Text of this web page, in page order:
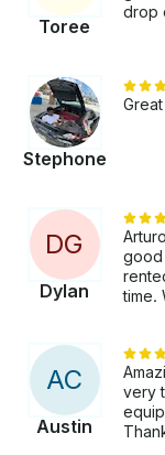
Toree
drop
Stephone
DG
Dylan
good
time.
AC
Austin
very